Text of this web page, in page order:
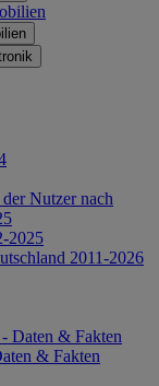
Nutzer nach
2025
2011-2026
Daten & Fakten
& Fakten